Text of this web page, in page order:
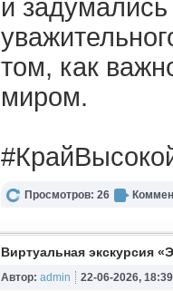
и
том, как
миром.
Просмотров: 26
Виртуальная экскурсия
Автор: admin 22-06-2026, 18:39